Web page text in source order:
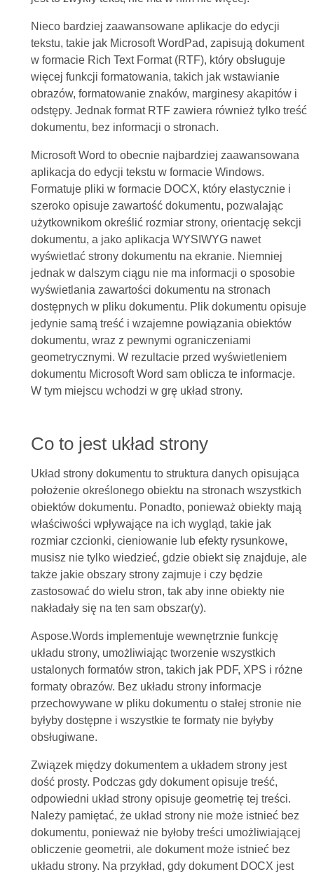
Nieco bardziej zaawansowane aplikacje do edycji
tekstu, takie jak Microsoft WordPad, zapisują dokument
w formacie Rich Text Format (RTF), który obsługuje
więcej funkcji formatowania, takich jak wstawianie
obrazów, formatowanie znaków, marginesy akapitów i
odstępy. Jednak format RTF zawiera również tylko treść
dokumentu, bez informacji o stronach.
Microsoft Word to obecnie najbardziej zaawansowana
aplikacja do edycji tekstu w formacie Windows.
Formatuje pliki w formacie DOCX, który elastycznie i
szeroko opisuje zawartość dokumentu, pozwalając
użytkownikom określić rozmiar strony, orientację sekcji
dokumentu, a jako aplikacja WYSIWYG nawet
wyświetlać strony dokumentu na ekranie. Niemniej
jednak w dalszym ciągu nie ma informacji o sposobie
wyświetlania zawartości dokumentu na stronach
dostępnych w pliku dokumentu. Plik dokumentu opisuje
jedynie samą treść i wzajemne powiązania obiektów
dokumentu, wraz z pewnymi ograniczeniami
geometrycznymi. W rezultacie przed wyświetleniem
dokumentu Microsoft Word sam oblicza te informacje.
W tym miejscu wchodzi w grę układ strony.
Co to jest układ strony
Układ strony dokumentu to struktura danych opisująca
położenie określonego obiektu na stronach wszystkich
obiektów dokumentu. Ponadto, ponieważ obiekty mają
właściwości wpływające na ich wygląd, takie jak
rozmiar czcionki, cieniowanie lub efekty rysunkowe,
musisz nie tylko wiedzieć, gdzie obiekt się znajduje, ale
także jakie obszary strony zajmuje i czy będzie
zastosować do wielu stron, tak aby inne obiekty nie
nakładały się na ten sam obszar(y).
Aspose.Words implementuje wewnętrznie funkcję
układu strony, umożliwiając tworzenie wszystkich
ustalonych formatów stron, takich jak PDF, XPS i różne
formaty obrazów. Bez układu strony informacje
przechowywane w pliku dokumentu o stałej stronie nie
byłyby dostępne i wszystkie te formaty nie byłyby
obsługiwane.
Związek między dokumentem a układem strony jest
dość prosty. Podczas gdy dokument opisuje treść,
odpowiedni układ strony opisuje geometrię tej treści.
Należy pamiętać, że układ strony nie może istnieć bez
dokumentu, ponieważ nie byłoby treści umożliwiającej
obliczenie geometrii, ale dokument może istnieć bez
układu strony. Na przykład, gdy dokument DOCX jest